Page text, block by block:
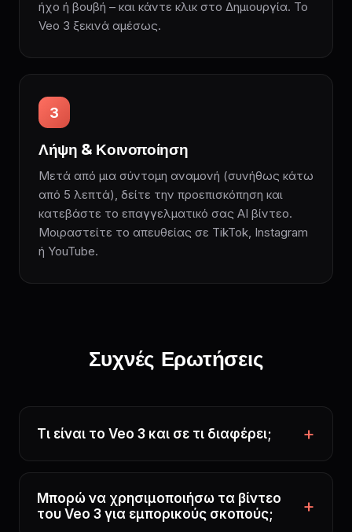
ήχο ή βουβή – και κάντε κλικ στο Δημιουργία. Το
Veo 3 ξεκινά αμέσως.
3
Λήψη & Κοινοποίηση
Μετά από μια σύντομη αναμονή (συνήθως κάτω
από 5 λεπτά), δείτε την προεπισκόπηση και
κατεβάστε το επαγγελματικό σας AI βίντεο.
Μοιραστείτε το απευθείας σε TikTok, Instagram
ή YouTube.
Συχνές Ερωτήσεις
Τι είναι το Veo 3 και σε τι διαφέρει;
Μπορώ να χρησιμοποιήσω τα βίντεο
του Veo 3 για εμπορικούς σκοπούς;